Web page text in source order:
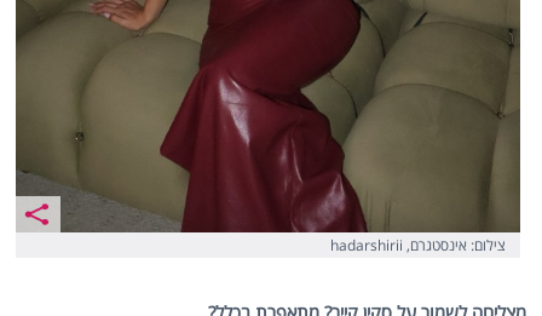
צילום: אינסטגרם, hadarshirii